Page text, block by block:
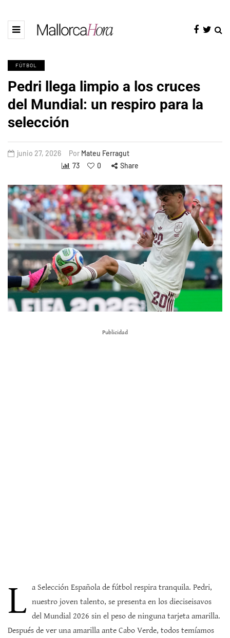
FÚTBOL
Pedri llega limpio a los cruces
del Mundial: un respiro para la
selección
junio 27, 2026 Por Mateu Ferragut
73
0 Share
Publicidad
L a Selección Española de fútbol respira tranquila. Pedri,
nuestro joven talento, se presenta en los dieciseisavos
del Mundial 2026 sin el peso de ninguna tarjeta amarilla.
Después de ver una amarilla ante Cabo Verde, todos temíamos